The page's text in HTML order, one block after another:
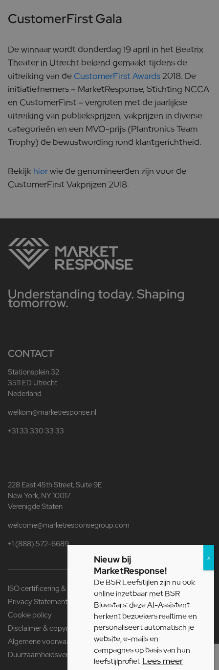
CustomerFirst Gala
De winnaar wordt donderdag 19 april in het Beatrix
Theater in Utrecht bekend gemaakt tijdens de
uitreiking van de CustomerFirst Awards2018. De
initiatiefnemers – MarketResponse, Stichting NCCA
en CustomerFirst – vergroten met de jaarlijkse
uitreiking van publieksprijzen, vakprijzen in diverse
categorieën en een MVO-prijs (Plantronics Team
Trophy) de bewustwording rond klantgerichtheid.
Bekijk hierwie de genomineerden zijn voor de
CustomerFirst Vakprijzen 2018.
Understanding today. Shaping
tomorrow.
CONTACT
Stationsplein 32
3511 ED Utrecht
Nederland
welkom@marketresponse.nl
+31 33 330 33 33
228 East 45th Street, Suite 9E
New York, NY 10017
Verenigde Staten
welcome@marketresponsegroup.com
+1 (888) 572-6689
ISO certificering & Fair Data
Privacy Statement
Cookie policy
Disclaimer & copyright
Algemene voorwaarden
Duurzaamheidsverklaring
Nieuw bij
MarketResponse!
De BSR Leefstijlen zijn nu ook
online inzetbaar met BSR
Bluestars: deze AI-Assistent
herkent bezoekers realtime en
personaliseert automatisch je
website, e-mails en
campagnes op basis van hun
leefstijlprofiel. Lees meer